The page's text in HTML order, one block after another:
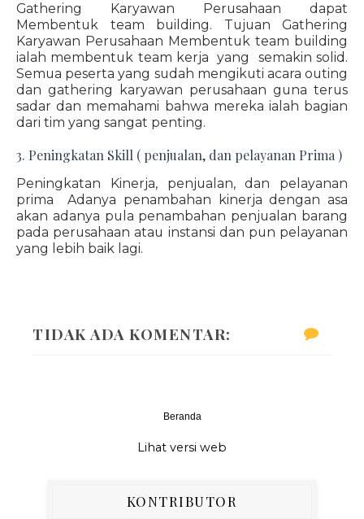
Gathering Karyawan Perusahaan dapat
Membentuk team building. Tujuan Gathering
Karyawan Perusahaan Membentuk team building
ialah membentuk team kerja yang semakin solid.
Semua peserta yang sudah mengikuti acara outing
dan gathering karyawan perusahaan guna terus
sadar dan memahami bahwa mereka ialah bagian
dari tim yang sangat penting.
3. Peningkatan Skill ( penjualan, dan pelayanan Prima )
Peningkatan Kinerja, penjualan, dan pelayanan
prima Adanya penambahan kinerja dengan asa
akan adanya pula penambahan penjualan barang
pada perusahaan atau instansi dan pun pelayanan
yang lebih baik lagi.
TIDAK ADA KOMENTAR:
Beranda
Lihat versi web
KONTRIBUTOR